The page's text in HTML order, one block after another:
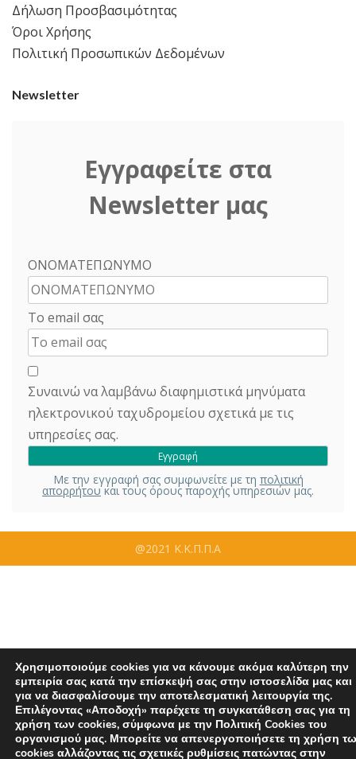
Δήλωση Προσβασιμότητας
Όροι Χρήσης
Πολιτική Προσωπικών Δεδομένων
Newsletter
Εγγραφείτε στα
Newsletter μας
ΟΝΟΜΑΤΕΠΩΝΥΜΟ
Το email σας
Συναινώ να λαμβάνω διαφημιστικά μηνύματα
ηλεκτρονικού ταχυδρομείου σχετικά με τις
υπηρεσίες σας.
Με την εγγραφή σας συμφωνείτε με τη πολιτική
απορρήτουκαι τους όρους παροχής υπηρεσιών μας.
@2021 Κ.Κ.Π.Π.Α
Χρησιμοποιούμε cookies για να κάνουμε ακόμα καλύτερη την
εμπειρία σας κατά την επίσκεψή σας στην ιστοσελίδα μας και
για να διασφαλίσουμε την αποτελεσματική λειτουργία της.
Επιλέγοντας «Αποδοχή» παρέχετε τη συγκατάθεση σας για τη
χρήση των cookies, σύμφωνα με την Πολιτική Cookies του
οργανισμού μας. Μπορείτε να απενεργοποιήσετε τη χρήση
cookies αλλάζοντας τις σχετικές ρυθμίσεις πατώντας στην